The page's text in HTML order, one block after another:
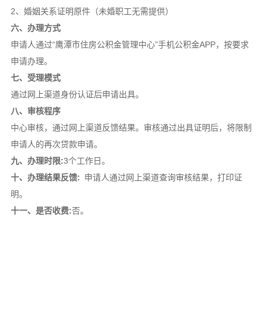
2、婚姻关系证明原件（未婚职工无需提供）
六、办理方式
申请人通过“鹰潭市住房公积金管理中心”手机公积金APP，按要求
申请办理。
七、受理模式
通过网上渠道身份认证后申请出具。
八、审核程序
中心审核，通过网上渠道反馈结果。审核通过出具证明后，将限制
申请人的再次贷款申请。
九、办理时限:3个工作日。
十、办理结果反馈: 申请人通过网上渠道查询审核结果，打印证
明。
十一、是否收费:否。